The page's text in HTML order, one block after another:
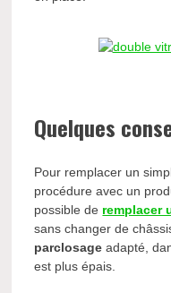
Quelques
Pour remplacer un
procédure avec un
possible de remplacer
sans changer de
parclosage adapté,
est plus épais.